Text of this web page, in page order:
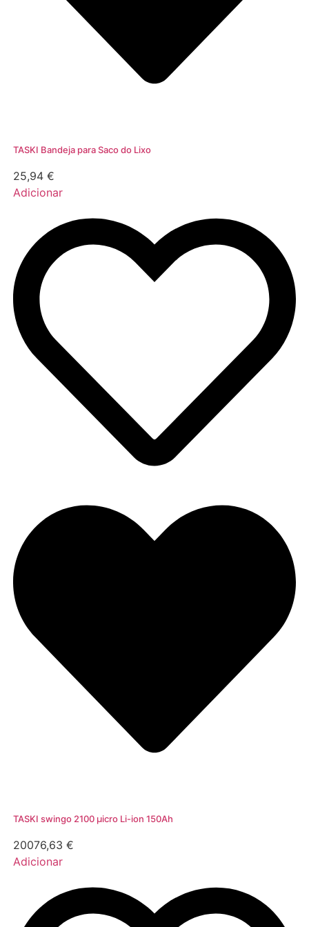
TASKI Bandeja para Saco do Lixo
25,94 €
Adicionar
TASKI swingo 2100 μicro Li-ion 150Ah
20076,63 €
Adicionar